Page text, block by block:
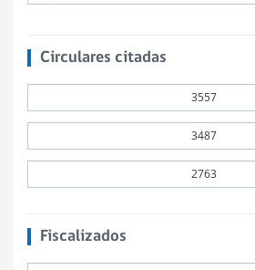
Circulares citadas
3557
3487
2763
Fiscalizados